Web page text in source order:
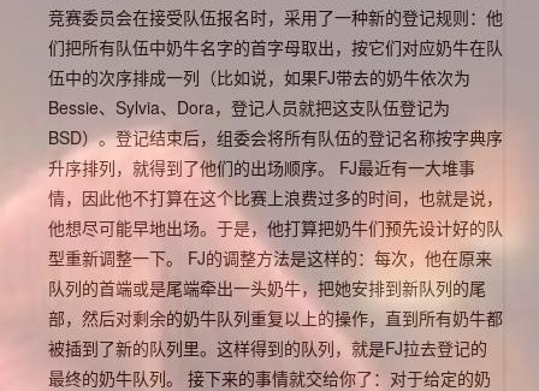
竞赛委员会在接受队伍报名时，采用了一种新的登记规则：他
们把所有队伍中奶牛名字的首字母取出，按它们对应奶牛在队
伍中的次序排成一列（比如说，如果FJ带去的奶牛依次为
Bessie、Sylvia、Dora，登记人员就把这支队伍登记为
BSD）。登记结束后，组委会将所有队伍的登记名称按字典序
升序排列，就得到了他们的出场顺序。 FJ最近有一大堆事
情，因此他不打算在这个比赛上浪费过多的时间，也就是说，
他想尽可能早地出场。于是，他打算把奶牛们预先设计好的队
型重新调整一下。 FJ的调整方法是这样的：每次，他在原来
队列的首端或是尾端牵出一头奶牛，把她安排到新队列的尾
部，然后对剩余的奶牛队列重复以上的操作，直到所有奶牛都
被插到了新的队列里。这样得到的队列，就是FJ拉去登记的
最终的奶牛队列。 接下来的事情就交给你了：对于给定的奶